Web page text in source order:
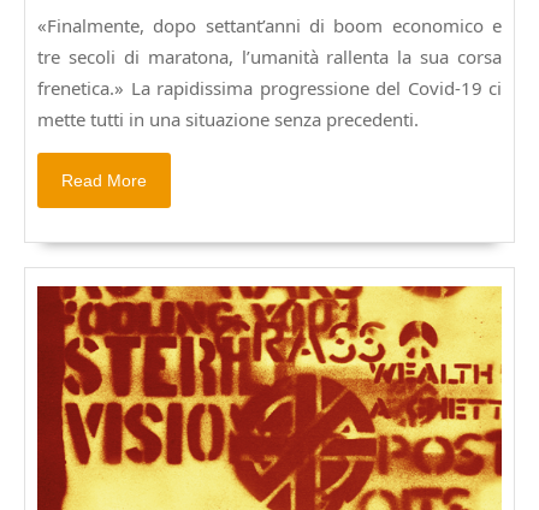
«Finalmente, dopo settant’anni di boom economico e
tre secoli di maratona, l’umanità rallenta la sua corsa
frenetica.» La rapidissima progressione del Covid-19 ci
mette tutti in una situazione senza precedenti.
Read More